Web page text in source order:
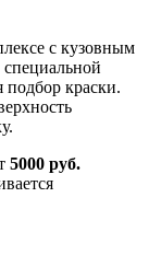
с кузовным
подбор краски.
5000 руб.